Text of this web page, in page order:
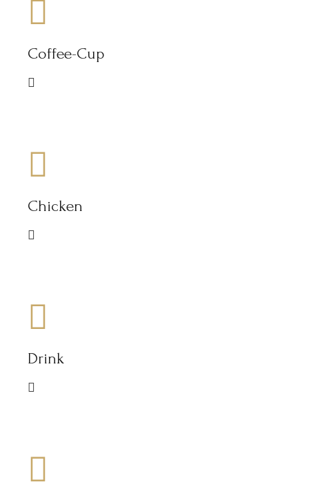
Coffee-Cup
Chicken
Drink